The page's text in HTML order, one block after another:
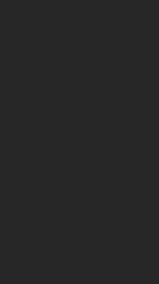
area, accompanied
creatures of the